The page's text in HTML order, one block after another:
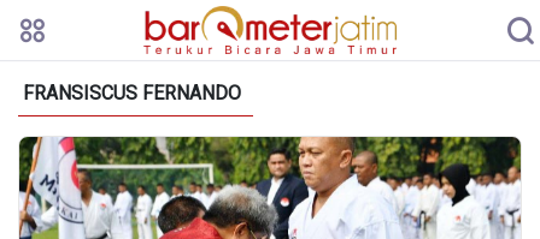
FRANSISCUS FERNANDO